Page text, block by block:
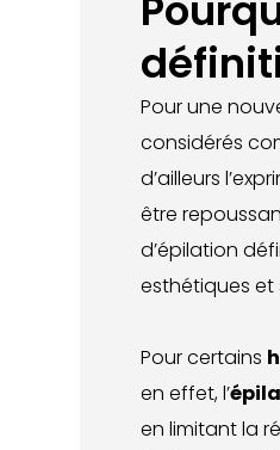
Pour une
considérés
d’ailleurs
être
d’épilation
esthétiques et
Pour certains
en effet, l’
en limitant la